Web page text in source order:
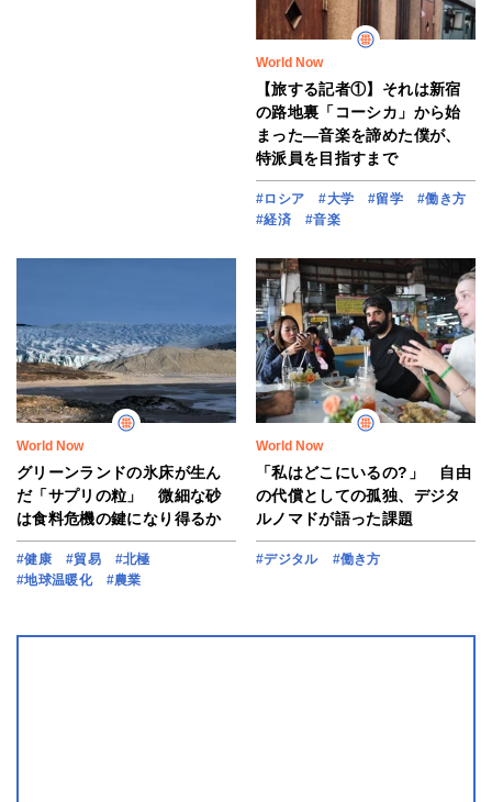
World Now
【旅する記者①】それは新宿
の路地裏「コーシカ」から始
まった―音楽を諦めた僕が、
特派員を目指すまで
#ロシア #大学 #留学
#働き方
#経済
#音楽
World Now
グリーンランドの氷床が生ん
だ「サプリの粒」 微細な砂
は食料危機の鍵になり得るか
#健康 #貿易
#北極
#地球温暖化
#農業
World Now
「私はどこにいるの?」 自由
の代償としての孤独、デジタ
ルノマドが語った課題
#デジタル #働き方